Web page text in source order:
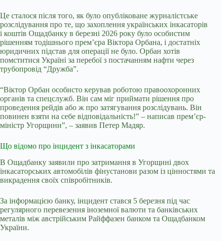
Це сталося після того, як було опубліковане журналістське
розслідування про те, що захоплення українських інкасаторів
і коштів Ощадбанку в березні 2026 року було особистим
рішенням тодішнього прем’єра Віктора Орбана, і достатніх
юридичних підстав для операції не було. Орбан хотів
помститися Україні за перебої з постачанням нафти через
трубопровід “Дружба”.
“Віктор Орбан особисто керував роботою правоохоронних
органів та спецслужб. Він сам міг приймати рішення про
проведення рейдів або ж про затягування розслідувань. Він
повинен взяти на себе відповідальність!” – написав прем’єр-
міністр Угорщини”, – заявив Петер Мадяр.
Що відомо про інцидент з інкасаторами
В Ощадбанку заявили про затримання в Угорщині двох
інкасаторських автомобілів фінустанови разом із цінностями та
викрадення своїх співробітників.
За інформацією банку, інцидент стався 5 березня під час
регулярного перевезення іноземної валюти та банківських
металів між австрійським Райффазен банком та Ощадбанком
України.